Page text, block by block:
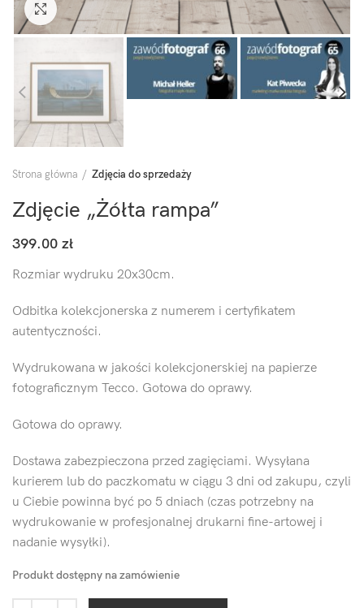
Click to enlarge
Strona główna Zdjęcia do sprzedaży
Zdjęcie „Żółta rampa”
399.00 zł
Rozmiar wydruku 20x30cm.
Odbitka kolekcjonerska z numerem i certyfikatem
autentyczności.
Wydrukowana w jakości kolekcjonerskiej na papierze
fotograficznym Tecco. Gotowa do oprawy.
Gotowa do oprawy.
Dostawa zabezpieczona przed zagięciami. Wysyłana
kurierem lub do paczkomatu w ciągu 3 dni od zakupu, czyli
u Ciebie powinna być po 5 dniach (czas potrzebny na
wydrukowanie w profesjonalnej drukarni fine-artowej i
nadanie wysyłki).
Produkt dostępny na zamówienie